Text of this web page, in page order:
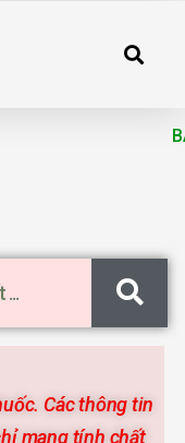
Các thông tin
mang tính chất